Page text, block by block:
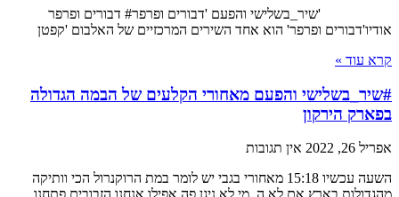
'שיר_בשלישי והפעם 'דבורים ופרפר# דבורים ופרפר
אודיו'דבורים ופרפר' הוא אחד השירים המרכזיים של האלבום 'קפטן
קרא עוד »
#שיר_בשלישי והפעם מאחורי הקלעים של הבמה הגדולה
בפארק הירקון
אפריל 26, 2022
אין תגובות
השעה עכשיו 15:18 מאחורי בגבי יש לומר במת הרוקנרול הכי וותיקה